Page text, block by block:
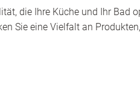
die Ihre Küche und Ihr Bad
Sie eine Vielfalt an